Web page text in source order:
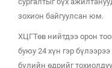
зохион байгуулсан юм.
ХЦГТөв нийтдээ орон
буюу 24 хүн гэр
бүлийн өдрийг